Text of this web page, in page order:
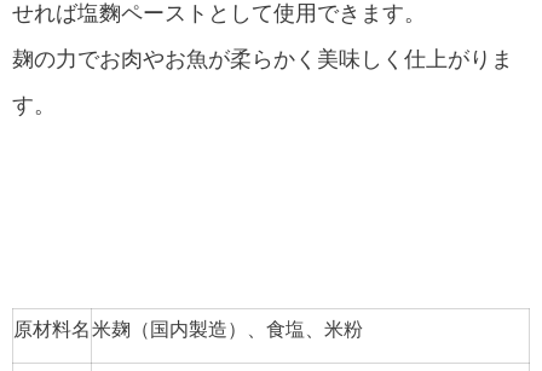
せれば塩麴ペーストとして使用できます。
麹の力でお肉やお魚が柔らかく美味しく仕上がりま
す。
原材料名米麹（国内製造）、食塩、米粉